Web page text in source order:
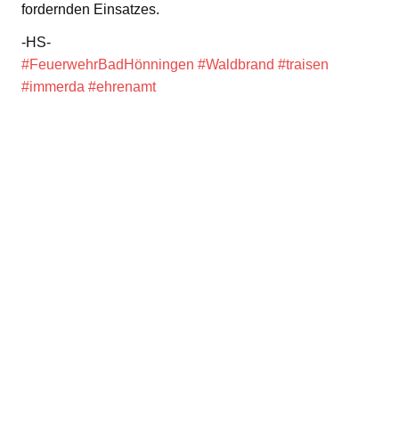
fordernden Einsatzes.
-HS-
#FeuerwehrBadHönningen #Waldbrand #traisen
#immerda #ehrenamt